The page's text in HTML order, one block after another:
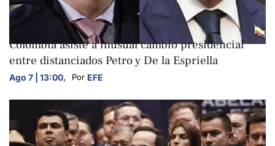
INTERNACIONALES
Colombia asiste a inusual cambio presidencial
entre distanciados Petro y De la Espriella
Ago 7 | 13:00, Por EFE